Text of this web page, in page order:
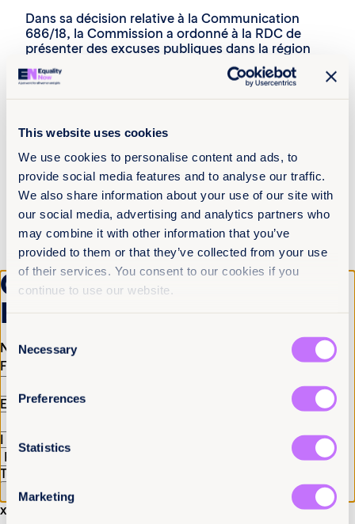
This website uses cookies
We use cookies to personalise content and ads, to
provide social media features and to analyse our traffic.
We also share information about your use of our site with
our social media, advertising and analytics partners who
may combine it with other information that you’ve
provided to them or that they’ve collected from your use
of their services. You consent to our cookies if you
continue to use our website.
Selection
Necessary
Preferences
Statistics
Marketing
Dans sa décision relative à la Communication
686/18, la Commission a ordonné à la RDC de
présenter des excuses publiques dans la région
affectée et d’intégrer la question des droits des
femmes dans la formation des militaires, policiers
officiel national. En outre, la Commission a
sommé la RDC de soumettre un rapport dans les
180 jours détaillant la mise en œuvre de la
décision.
Ces exigences transforment le jugement d’un
processus juridique clos en un véritable moment
de vérité nationale, rendant impossible pour la
RDC de contourner silencieusement ses
obligations.
Collectivement, ces mesures forment un cadre
global centré sur les survivantes, confrontant
une justice véritable.
organes africains des droits humains ne sont pas
reddition de comptes pour les crimes basés sur le
genre, en particulier ceux commis par des agents
FIN
Get the latest from
Equality Now
Name(Required)
First
Email(Required)
I have a professional interest in Equality Now (Required)
Tell us you are human
x